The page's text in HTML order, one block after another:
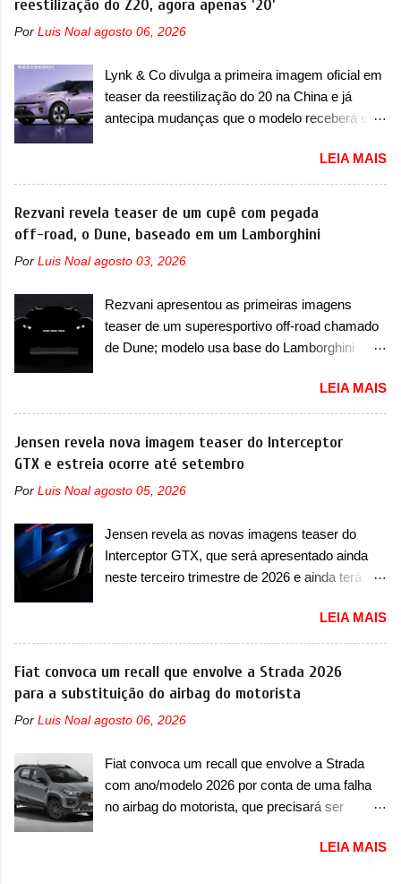
passa a trazer um vinco horizontal mais
destacado que atravessa toda a dianteira do
faróis. Ele ainda possui um espaço para a placa
novo abaixo do vinco e uma nova entrada de ar
inferio...
muito bem com o lançamento dos modelos Bao
5 e Bao 8, além do Tai 3 e Tai 7. Agora, a marca
de... sedãs. Antecipado por imagens teaser, o
Formula S será o primeiro três volumes da
Fang Cheng Bao, que parece se perder na sua
marca divulgou algumas imagens externas e
informações sobre o sedã, que terá seu
lançamento ainda neste ano de 2026. Em
termos de design, o Formula S segue
basicamente as mesmas linhas do conceito
aconteceu no primeiro semestre. Na dianteira, o
sedã conta com faróis mais quadrados e
compactos, com luzes ...
reestilização do Z20, agora apenas '20'
Por Luis Noal agosto 06, 2026
Lynk & Co divulga a primeira imagem oficial em
teaser da reestilização do 20 na China e já
antecipa mudanças que o modelo receberá em
apresentar na China as primeiras mudanças
para o Z20, um misto de hatch com SUV que é
vendido no mercado chinês desde o
lançamento, em 2024. Agora, o modelo passará
por sua primeira mudança visual e também
mudará de nome. Vendido na Europa como 02
vendido na China apenas como ‘20’. Junto das
mudanças visuais, a marca confirmou que ele
pode ser um dos primeiros produtos da
Chamado de ’16 em 1’, também chamado de
Thunder, ele apresenta uma melhoria de
eficiência térmica e integra 12 elementos de
hardware. Entre eles, motor elétrico, controlador
de motor, redutor, conversor CC-CC, OBC,
de pré-carga e gateway de domínio de energia.
Há mais quatro recursos de software como
gerenciamento...
LEIA MAIS
Rezvani revela teaser de um cupê com pegada
off-road, o Dune, baseado em um Lamborghini
Por Luis Noal agosto 03, 2026
Rezvani apresentou as primeiras imagens
teaser de um superesportivo off-road chamado
de Dune; modelo usa base do Lamborghini
apresentou as primeiras imagens teaser de um
novo superesportivo que vai oferecer aos seus
consumidores. Trata-se do Dune, um cupê
superesportivo que terá uma proposta off-road
tiveram, como o Porsche 911 Dakar e o...
italiano tem grande parte no desenvolvimento
do Dune. Baseado no Huracán, o Dune nasce
com uma proposta similar ao que a marca
característico da Rezvani. Junto com as
imagens, a marca já confirmou que o Dune será
um carro muito exclusivo. Ao todo, serão
apenas sete unidades produzidas... para todo
equipado com um motor V10 Supercharger
capaz de desenvolver cerca de 800cv que
separou a performance exótica da aventura i...
LEIA MAIS
Jensen revela nova imagem teaser do Interceptor
GTX e estreia ocorre até setembro
Por Luis Noal agosto 05, 2026
Jensen revela as novas imagens teaser do
Interceptor GTX, que será apresentado ainda
neste terceiro trimestre de 2026 e ainda terá
International Automotive (abreviação de JIA)
apresentou uma nova imagem teaser que
mostra como será o Interceptor GTX, o
esportivo que recolocará a marca no mercado.
O granturismo (GT) apareceu em uma nova
imagem de traseira, onde ele aparece o para-
esportivo será apresentado no terceiro trimestre
de 2026, ou seja, acontecerá entre os meses de
julho e setembro (e já estamos em agosto), ou
o dia 30 de setembro. A marca confirmou que
LEIA MAIS
Fiat convoca um recall que envolve a Strada 2026
para a substituição do airbag do motorista
Por Luis Noal agosto 06, 2026
Fiat convoca um recall que envolve a Strada
com ano/modelo 2026 por conta de uma falha
no airbag do motorista, que precisará ser
de outubro de 2025 que envolve os proprietários
LEIA MAIS